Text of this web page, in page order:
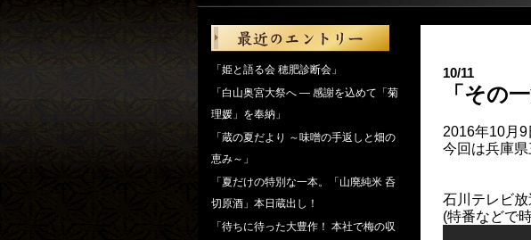
10/11
「その
2016年10月9
今回は兵庫
石川テレビ
(特番などで
「姫と語る会 穂肥診断会」
「白山奥宮大祭へ ― 感謝を込めて「菊
理媛」を奉納」
「蔵の夏だより ～味噌の手返しと畑の
恵み～」
「夏だけの特別な一本。「山廃純米 呑
切原酒」本日蔵出し！
「待ちに待った大豊作！ 本社で梅の収